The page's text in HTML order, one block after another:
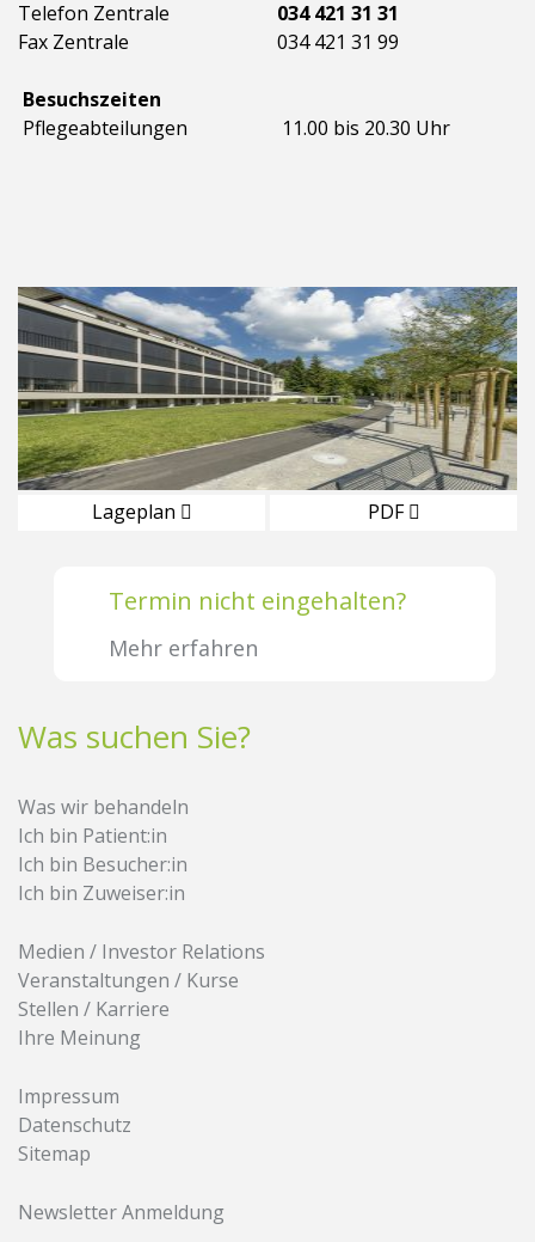
Telefon Zentrale
034 421 31 31
Fax Zentrale
034 421 31 99
Besuchszeiten
Pflegeabteilungen
11.00 bis 20.30 Uhr
Lageplan PDF
Termin nicht eingehalten?
Mehr erfahren
Was suchen Sie?
Was wir behandeln
Ich bin Patient:in
Ich bin Besucher:in
Ich bin Zuweiser:in
Medien / Investor Relations
Veranstaltungen / Kurse
Stellen / Karriere
Ihre Meinung
Impressum
Datenschutz
Sitemap
Newsletter Anmeldung